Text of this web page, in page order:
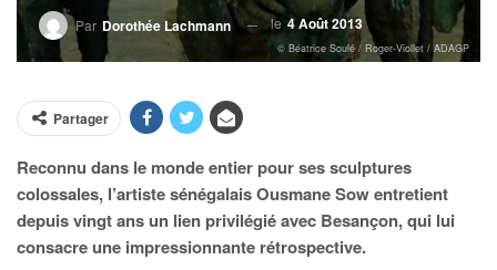
Par Dorothée Lachmann le 4 Août 2013
© Béatrice Soulé / Roger-Viollet / ADAGP
Partager
Reconnu dans le monde entier pour ses sculptures
colossales, l’artiste sénégalais Ousmane Sow entretient
depuis vingt ans un lien privilégié avec Besançon, qui lui
consacre une impressionnante rétrospective.